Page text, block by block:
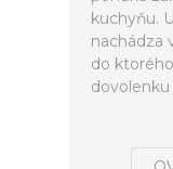
kuchyňu.
nachádza
do
dovolenku